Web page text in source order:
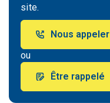
site.
Nous appeler
ou
Être rappelé